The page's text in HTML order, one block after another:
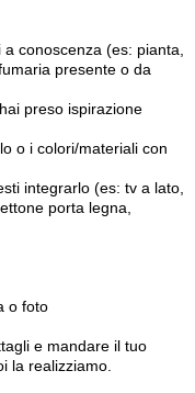
conoscenza (es: pianta,
presente o da
preso ispirazione
o i colori/materiali con
integrarlo (es: tv a lato,
porta legna,
o foto
e mandare il tuo
la realizziamo.